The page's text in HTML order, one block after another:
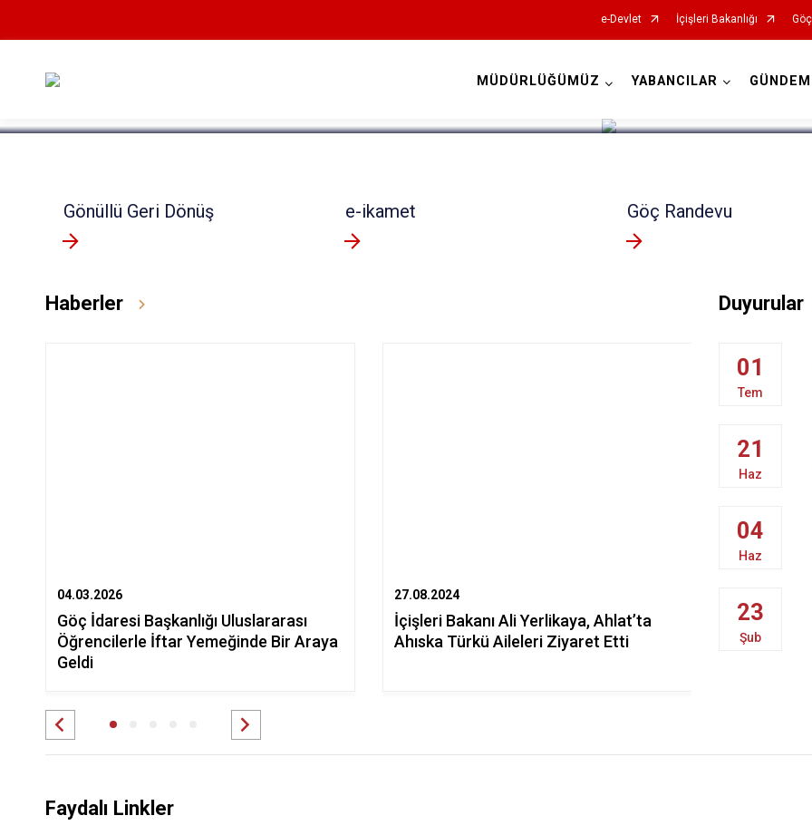
e-Devlet İçişleri Bakanlığı
MÜDÜRLÜĞÜMÜZ YABANCILAR GÜNDEM
Gönüllü Geri Dönüş e-ikamet Göç Randevu
Haberler
04.03.2026
Göç İdaresi Başkanlığı Uluslararası
Öğrencilerle İftar Yemeğinde Bir Araya
Geldi
27.08.2024
İçişleri Bakanı Ali Yerlikaya, Ahlat’ta
Ahıska Türkü Aileleri Ziyaret Etti
İçişleri
Duyurular
01
Tem
21
Haz
04
Haz
23
Şub
Faydalı Linkler